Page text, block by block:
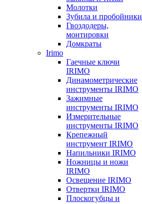
Молотки
Зубила и пробойники
Гвоздодеры,
монтировки
Домкраты
Irimo
Гаечные ключи
IRIMO
Динамометрические
инструменты IRIMO
Зажимные
инструменты IRIMO
Измерительные
инструменты IRIMO
Крепежный
инструмент IRIMO
Напильники IRIMO
Ножницы и ножи
IRIMO
Освещение IRIMO
Отвертки IRIMO
Плоскогубцы и